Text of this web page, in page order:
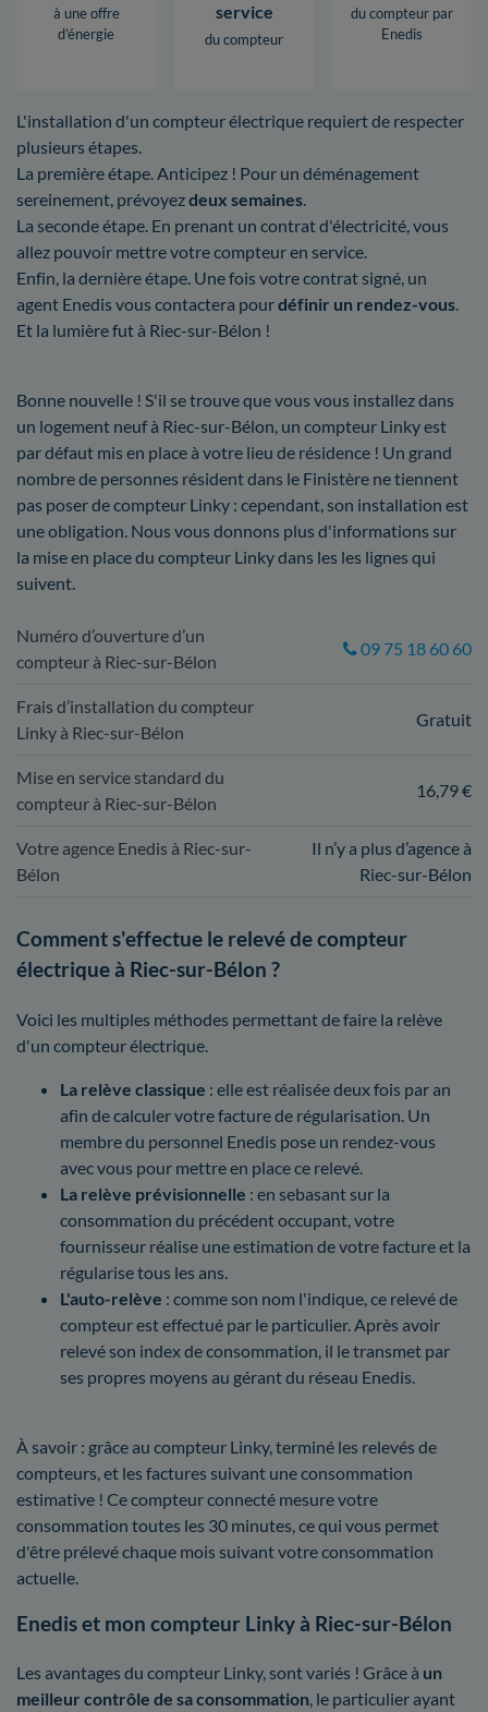
à une offre
d’énergie
service
du compteur
du compteur par
Enedis
L'installation d'un compteur électrique requiert de respecter
plusieurs étapes.
La première étape. Anticipez ! Pour un déménagement
sereinement, prévoyezdeux semaines.
La seconde étape. En prenant un contrat d'électricité, vous
allez pouvoir mettre votre compteur en service.
Enfin, la dernière étape. Une fois votre contrat signé, un
agent Enedis vous contactera pourdéfinir un rendez-vous.
Et la lumière fut à Riec-sur-Bélon !
Bonne nouvelle ! S'il se trouve que vous vous installez dans
un logement neuf à Riec-sur-Bélon, un compteur Linky est
par défaut mis en place à votre lieu de résidence ! Un grand
nombre de personnes résident dans le Finistère ne tiennent
pas poser de compteur Linky : cependant, son installation est
une obligation. Nous vous donnons plus d'informations sur
la mise en place du compteur Linky dans les les lignes qui
suivent.
Numéro d’ouverture d’un
compteur à Riec-sur-Bélon
09 75 18 60 60
Frais d’installation du compteur
Linky à Riec-sur-Bélon
Gratuit
Mise en service standard du
compteur à Riec-sur-Bélon
16,79 €
Votre agence Enedis à Riec-sur-
Bélon
Il n’y a plus d’agence à
Riec-sur-Bélon
Comment s'effectue le relevé de compteur
électrique à Riec-sur-Bélon ?
Voici les multiples méthodes permettant de faire la relève
d'un compteur électrique.
La relève classique : elle est réalisée deux fois par an
afin de calculer votre facture de régularisation. Un
membre du personnel Enedis pose un rendez-vous
avec vous pour mettre en place ce relevé.
La relève prévisionnelle : en sebasant sur la
consommation du précédent occupant, votre
fournisseur réalise une estimation de votre facture et la
régularise tous les ans.
L'auto-relève : comme son nom l'indique, ce relevé de
compteur est effectué par le particulier. Après avoir
relevé son index de consommation, il le transmet par
ses propres moyens au gérant du réseau Enedis.
À savoir : grâce au compteur Linky, terminé les relevés de
compteurs, et les factures suivant une consommation
estimative ! Ce compteur connecté mesure votre
consommation toutes les 30 minutes, ce qui vous permet
d'être prélevé chaque mois suivant votre consommation
actuelle.
Enedis et mon compteur Linky à Riec-sur-Bélon
Les avantages du compteur Linky, sont variés ! Grâce à un
meilleur contrôle de sa consommation , le particulier ayant